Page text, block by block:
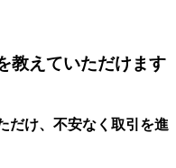
教えていただけます
だけ、不安なく取引を進